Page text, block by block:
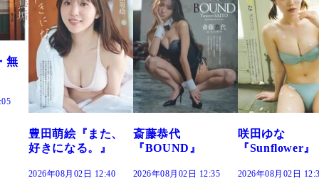
斎藤恭代
『BOUND』
2026年08月02日 12:35
咲田ゆな
『Sunflower』
2026年08月02日 12:30
藤水咲桜『花
だまり』
2026年08月02日